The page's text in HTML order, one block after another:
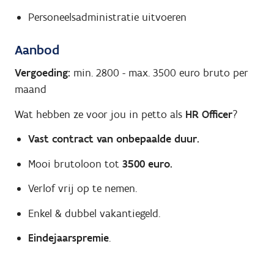
Personeelsadministratie uitvoeren
Aanbod
Vergoeding: min. 2800 - max. 3500 euro bruto per
maand
Wat hebben ze voor jou in petto als HR Officer?
Vast contract van onbepaalde duur.
Mooi brutoloon tot 3500 euro.
Verlof vrij op te nemen.
Enkel & dubbel vakantiegeld.
Eindejaarspremie.